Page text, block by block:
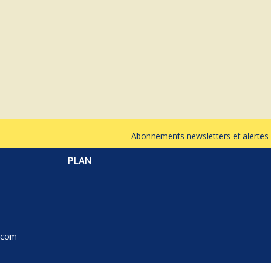
Abonnements newsletters et alertes
PLAN